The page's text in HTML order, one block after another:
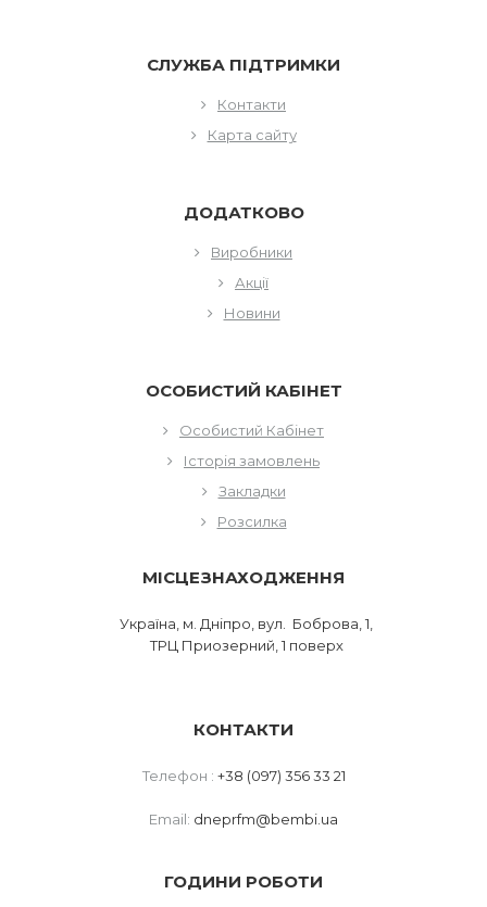
СЛУЖБА ПІДТРИМКИ
Контакти
Карта сайту
ДОДАТКОВО
Виробники
Акції
Новини
ОСОБИСТИЙ КАБІНЕТ
Особистий Кабінет
Історія замовлень
Закладки
Розсилка
МІСЦЕЗНАХОДЖЕННЯ
Україна, м. Дніпро, вул. Боброва, 1,
ТРЦ Приозерний, 1 поверх
КОНТАКТИ
Телефон : +38 (097) 356 33 21
Email: dneprfm@bembi.ua
ГОДИНИ РОБОТИ